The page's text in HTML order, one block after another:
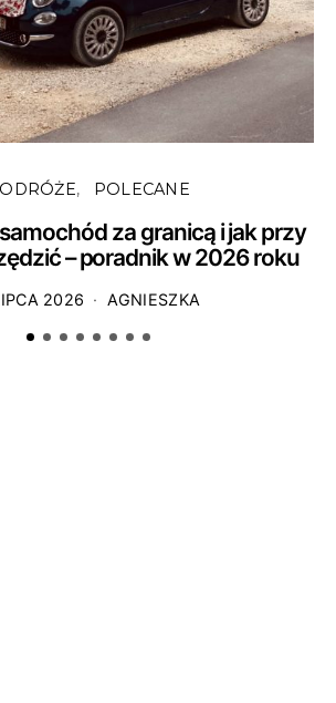
POLECANE
za granicą i jak przy
– poradnik w 2026 roku
2026 AGNIESZKA